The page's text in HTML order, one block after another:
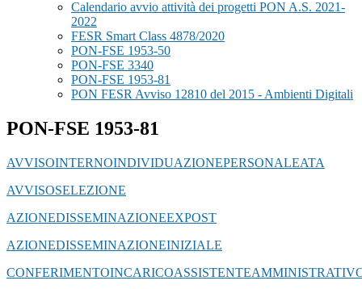
Calendario avvio attività dei progetti PON A.S. 2021-
2022
FESR Smart Class 4878/2020
PON-FSE 1953-50
PON-FSE 3340
PON-FSE 1953-81
PON FESR Avviso 12810 del 2015 - Ambienti Digitali
PON-FSE 1953-81
AVVISOINTERNOINDIVIDUAZIONEPERSONALEATA
AVVISOSELEZIONE
AZIONEDISSEMINAZIONEEXPOST
AZIONEDISSEMINAZIONEINIZIALE